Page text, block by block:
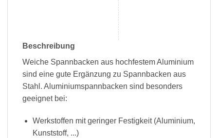
Beschreibung
Weiche Spannbacken aus hochfestem Aluminium
sind eine gute Ergänzung zu Spannbacken aus
Stahl. Aluminiumspannbacken sind besonders
geeignet bei:
Werkstoffen mit geringer Festigkeit (Aluminium,
Kunststoff, ...)